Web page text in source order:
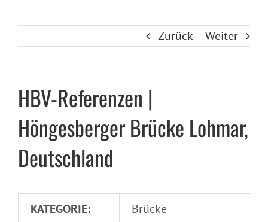
Zurück Weiter
HBV-Referenzen |
Höngesberger Brücke Lohmar,
Deutschland
KATEGORIE:
Brücke